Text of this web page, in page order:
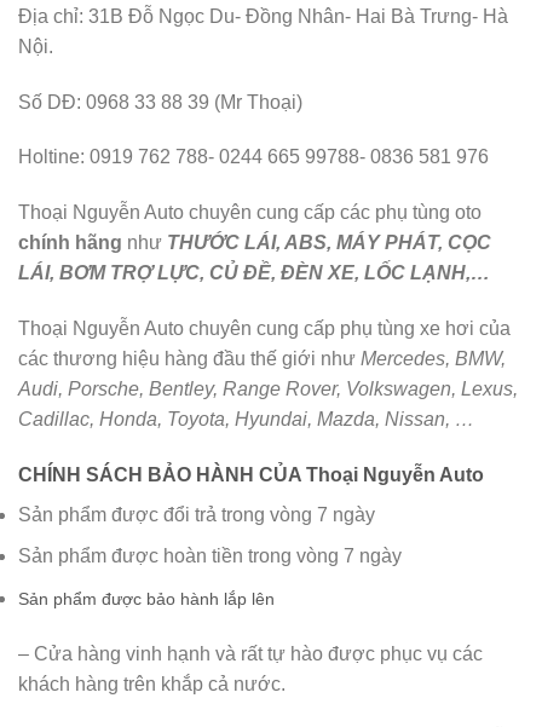
Địa chỉ: 31B Đỗ Ngọc Du- Đồng Nhân- Hai Bà Trưng- Hà
Nội.
Số DĐ: 0968 33 88 39 (Mr Thoại)
Holtine: 0919 762 788- 0244 665 99788- 0836 581 976
Thoại Nguyễn Auto chuyên cung cấp các phụ tùng oto
chính hãng như THƯỚC LÁI, ABS, MÁY PHÁT, CỌC
LÁI, BƠM TRỢ LỰC, CỦ ĐỀ, ĐÈN XE, LỐC LẠNH,…
Thoại Nguyễn Auto chuyên cung cấp phụ tùng xe hơi của
các thương hiệu hàng đầu thế giới như Mercedes, BMW,
Audi, Porsche, Bentley, Range Rover, Volkswagen, Lexus,
Cadillac, Honda, Toyota, Hyundai, Mazda, Nissan, …
CHÍNH SÁCH BẢO HÀNH CỦA Thoại Nguyễn Auto
Sản phẩm được đổi trả trong vòng 7 ngày
Sản phẩm được hoàn tiền trong vòng 7 ngày
Sản phẩm được bảo hành lắp lên
– Cửa hàng vinh hạnh và rất tự hào được phục vụ các
khách hàng trên khắp cả nước.